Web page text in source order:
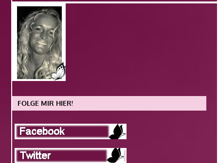
FOLGE MIR HIER!